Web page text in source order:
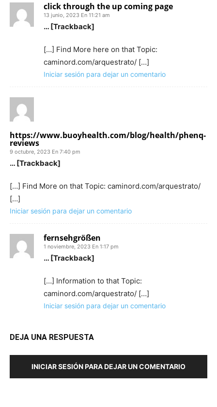
click through the up coming page
13 junio, 2023 En 11:21 am
… [Trackback]
[…] Find More here on that Topic:
caminord.com/arquestrato/ […]
Iniciar sesión para dejar un comentario
https://www.buoyhealth.com/blog/health/phenq-
reviews
9 octubre, 2023 En 7:40 pm
… [Trackback]
[…] Find More on that Topic: caminord.com/arquestrato/
[…]
Iniciar sesión para dejar un comentario
fernsehgrößen
1 noviembre, 2023 En 1:17 pm
… [Trackback]
[…] Information to that Topic:
caminord.com/arquestrato/ […]
Iniciar sesión para dejar un comentario
DEJA UNA RESPUESTA
INICIAR SESIÓN PARA DEJAR UN COMENTARIO